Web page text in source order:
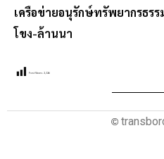
เครือข่ายอนุรักษ์ทรัพยากรธร
โขง-ล้านนา
Post Views: 2,126
©